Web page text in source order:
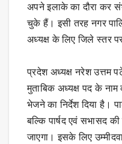
अपने इलाके का दौरा कर
चुके हैं। इसी तरह नगर
अध्यक्ष के लिए जिले स्तर
प्रदेश अध्यक्ष नरेश उत्तम
मुताबिक अध्यक्ष पद के
भेजने का निर्देश दिया है।
बल्कि पार्षद एवं सभासद
जाएगा। इसके लिए